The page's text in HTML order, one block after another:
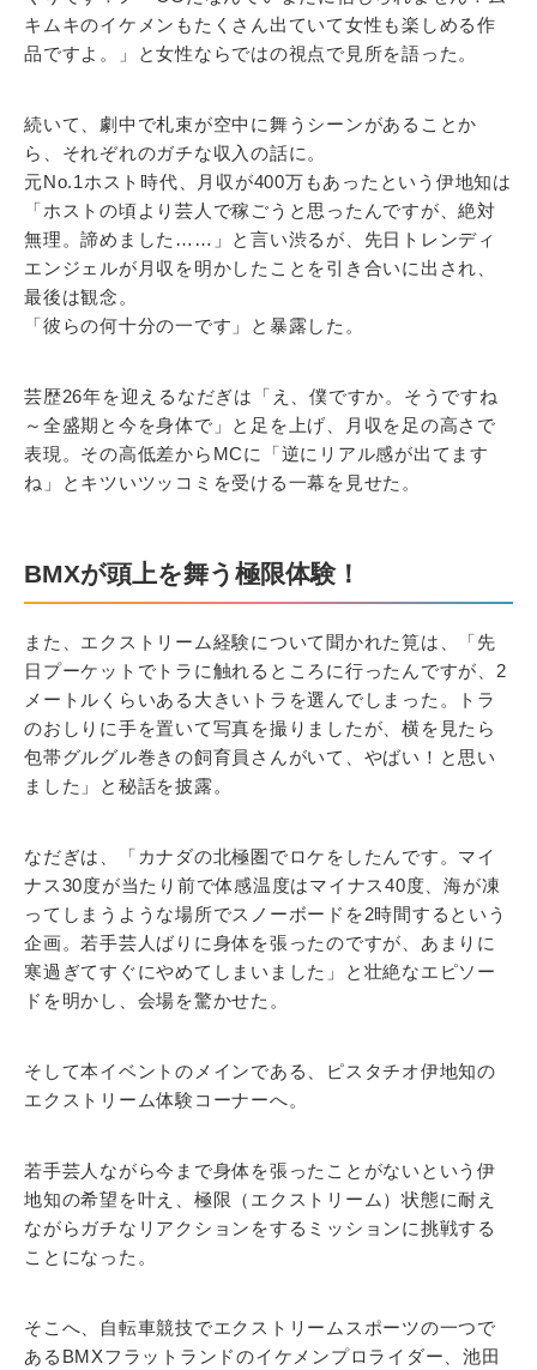
キムキのイケメンもたくさん出ていて女性も楽しめる作
品ですよ。」と女性ならではの視点で見所を語った。
続いて、劇中で札束が空中に舞うシーンがあることか
ら、それぞれのガチな収入の話に。
元No.1ホスト時代、月収が400万もあったという伊地知は
「ホストの頃より芸人で稼ごうと思ったんですが、絶対
無理。諦めました……」と言い渋るが、先日トレンディ
エンジェルが月収を明かしたことを引き合いに出され、
最後は観念。
「彼らの何十分の一です」と暴露した。
芸歴26年を迎えるなだぎは「え、僕ですか。そうですね
～全盛期と今を身体で」と足を上げ、月収を足の高さで
表現。その高低差からMCに「逆にリアル感が出てます
ね」とキツいツッコミを受ける一幕を見せた。
BMXが頭上を舞う極限体験！
また、エクストリーム経験について聞かれた筧は、「先
日プーケットでトラに触れるところに行ったんですが、2
メートルくらいある大きいトラを選んでしまった。トラ
のおしりに手を置いて写真を撮りましたが、横を見たら
包帯グルグル巻きの飼育員さんがいて、やばい！と思い
ました」と秘話を披露。
なだぎは、「カナダの北極圏でロケをしたんです。マイ
ナス30度が当たり前で体感温度はマイナス40度、海が凍
ってしまうような場所でスノーボードを2時間するという
企画。若手芸人ばりに身体を張ったのですが、あまりに
寒過ぎてすぐにやめてしまいました」と壮絶なエピソー
ドを明かし、会場を驚かせた。
そして本イベントのメインである、ピスタチオ伊地知の
エクストリーム体験コーナーへ。
若手芸人ながら今まで身体を張ったことがないという伊
地知の希望を叶え、極限（エクストリーム）状態に耐え
ながらガチなリアクションをするミッションに挑戦する
ことになった。
そこへ、自転車競技でエクストリームスポーツの一つで
あるBMXフラットランドのイケメンプロライダー、池田